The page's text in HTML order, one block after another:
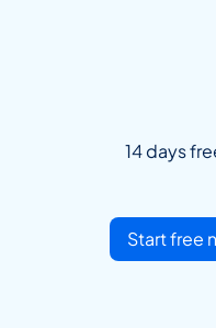
14 days
Start free